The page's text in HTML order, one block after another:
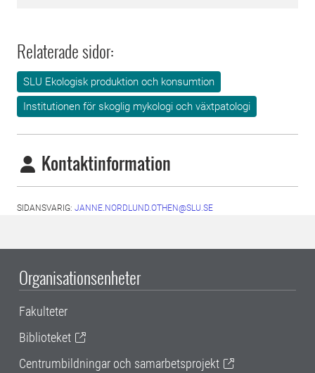
Relaterade sidor:
SLU Ekologisk produktion och konsumtion
Institutionen för skoglig mykologi och växtpatologi
Kontaktinformation
SIDANSVARIG: JANNE.NORDLUND.OTHEN@SLU.SE
Organisationsenheter
Fakulteter
Biblioteket
Centrumbildningar och samarbetsprojekt